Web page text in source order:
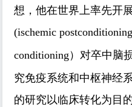
想，他在世界上率先开
(ischemic
conditioning） 对卒中脑
究免疫系统和中枢神经
的研究以临床转化为目